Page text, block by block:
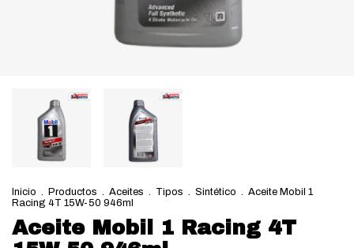
Inicio . Productos . Aceites . Tipos . Sintético . Aceite Mobil 1
Racing 4T 15W-50 946ml
Aceite Mobil 1 Racing 4T